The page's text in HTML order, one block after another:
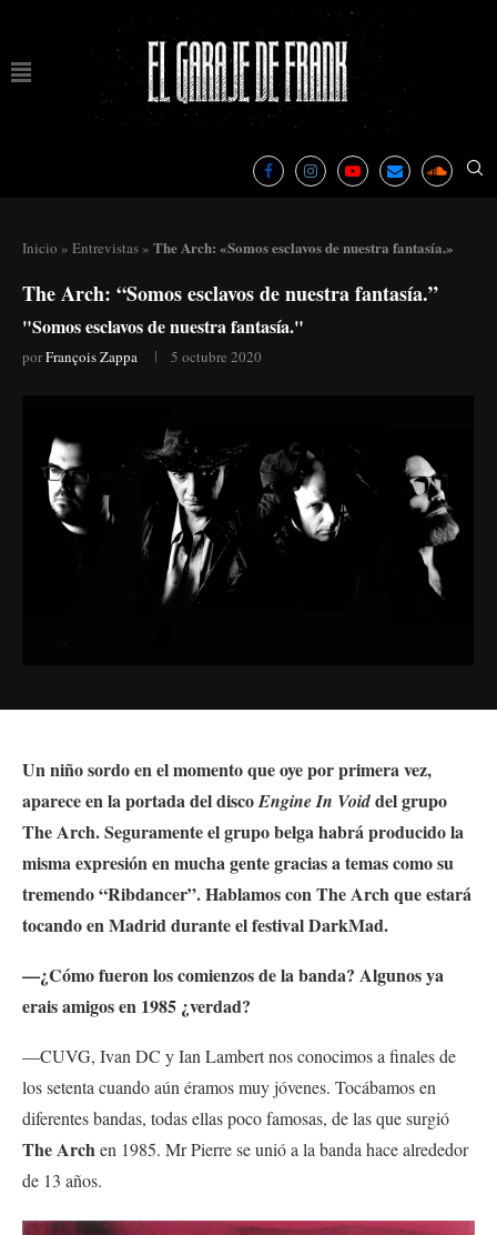
Inicio » Entrevistas » The Arch: «Somos esclavos de nuestra fantasía.»
The Arch: “Somos esclavos de nuestra fantasía.”
"Somos esclavos de nuestra fantasía."
porFrançois Zappa 5 octubre 2020
Un niño sordo en el momento que oye por primera vez,
aparece en la portada del discoEngine In Voiddel grupo
The Arch. Seguramente el grupo belga habrá producido la
misma expresión en mucha gente gracias a temas como su
tremendo “Ribdancer”. Hablamos con The Arch que estará
tocando en Madrid durante el festival DarkMad.
—¿Cómo fueron los comienzos de la banda? Algunos ya
erais amigos en 1985 ¿verdad?
—CUVG, Ivan DC y Ian Lambert nos conocimos a finales de
los setenta cuando aún éramos muy jóvenes. Tocábamos en
diferentes bandas, todas ellas poco famosas, de las que surgió
The Archen 1985. Mr Pierre se unió a la banda hace alrededor
de 13 años.